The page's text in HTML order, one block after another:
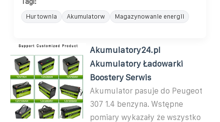
Hurtownia Akumulatorw Magazynowanie energii
Akumulatory24.pl
Akumulatory Ładowarki
Boostery Serwis
Akumulator pasuje do Peugeot
307 1.4 benzyna. Wstępne
pomiary wykazały że wszystko